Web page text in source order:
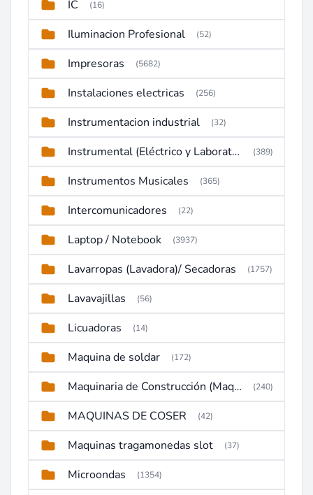
IC (16)
Iluminacion Profesional (52)
Impresoras (5682)
Instalaciones electricas (256)
Instrumentacion industrial (32)
Instrumental (Eléctrico y Laboratorio) (389)
Instrumentos Musicales (365)
Intercomunicadores (22)
Laptop / Notebook (3937)
Lavarropas (Lavadora)/ Secadoras (1757)
Lavavajillas (56)
Licuadoras (14)
Maquina de soldar (172)
Maquinaria de Construcción (Maquinaria Pesada) (240)
MAQUINAS DE COSER (42)
Maquinas tragamonedas slot (37)
Microondas (1354)